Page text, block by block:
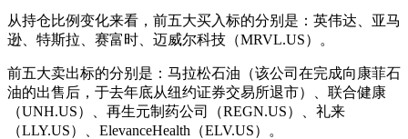
从持仓比例变化来看，前五大买入标的分别是：英伟达、亚马
逊、特斯拉、赛富时、迈威尔科技（MRVL.US）。
前五大卖出标的分别是：马拉松石油（该公司在完成向康菲石
油的出售后，于去年底从纽约证券交易所退市）、联合健康
（UNH.US）、再生元制药公司（REGN.US）、礼来
（LLY.US）、ElevanceHealth（ELV.US）。